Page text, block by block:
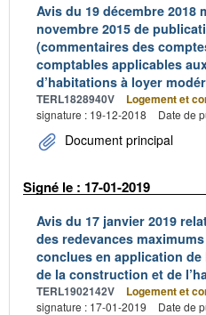
Avis du 19 décembre 2018
novembre 2015 de
(commentaires des
comptables applicables
d’habitations à loyer
TERL1828940V Logement et
signature : 19-12-2018
Date de
Document principal
Signé le : 17-01-2019
Avis du 17 janvier 2019
des redevances
conclues en application de
de la construction et de
TERL1902142V Logement et
signature : 17-01-2019
Date de